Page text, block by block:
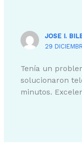
JOSE I.
29
Tenía un
solucionaron
minutos.